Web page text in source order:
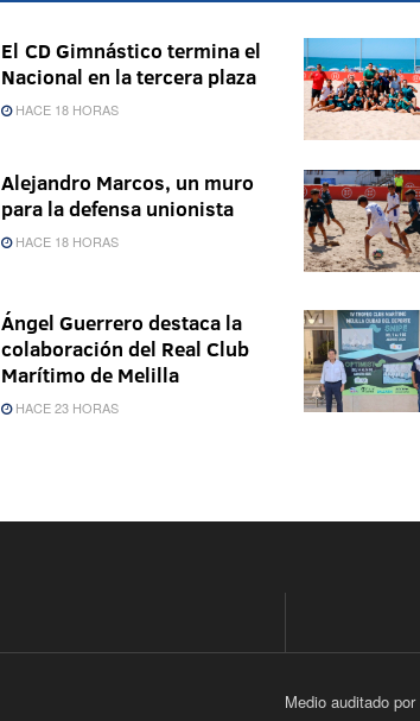
El CD Gimnástico termina el
Nacional en la tercera plaza
HACE 18 HORAS
Alejandro Marcos, un muro
para la defensa unionista
HACE 18 HORAS
Ángel Guerrero destaca la
colaboración del Real Club
Marítimo de Melilla
HACE 23 HORAS
Medio auditado por